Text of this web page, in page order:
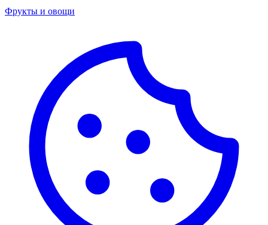
Фрукты и овощи